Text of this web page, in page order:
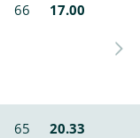
66 17.00
65 20.33